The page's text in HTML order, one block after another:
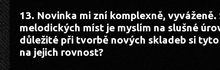
13. Novinka mi zní komplexně,
melodických míst je myslím na slušné
důležité při tvorbě nových skladeb si
na jejich rovnost?